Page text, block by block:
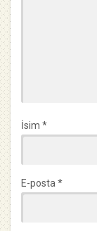
İsim *
E-posta *